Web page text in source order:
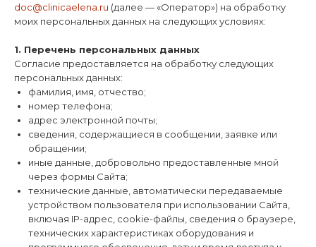
doc@clinicaelena.ru (далее — «Оператор») на обработку
моих персональных данных на следующих условиях:
1. Перечень персональных данных
Согласие предоставляется на обработку следующих
персональных данных:
фамилия, имя, отчество;
номер телефона;
адрес электронной почты;
сведения, содержащиеся в сообщении, заявке или
обращении;
иные данные, добровольно предоставленные мной
через формы Сайта;
технические данные, автоматически передаваемые
устройством пользователя при использовании Сайта,
включая IP-адрес, cookie-файлы, сведения о браузере,
технических характеристиках оборудования и